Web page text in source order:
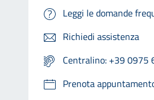
Leggi le domande
Richiedi assistenza
Centralino: +39 0975
Prenota